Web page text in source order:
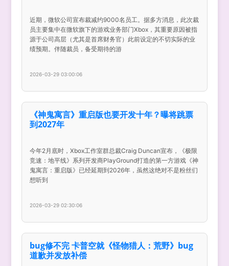
近期，微软公司宣布裁减约9000名员工。据多方消息，此次裁
员主要集中在微软旗下的游戏业务部门Xbox，其重要原因被指
源于公司高层（尤其是首席财务官）此前设定的不切实际的业
绩预期。伴随裁员，备受期待的游
2026-03-29 03:00:06
《神鬼寓言》重启版也要开发十年？曝将跳票
到2027年
今年2月底时，Xbox工作室群总裁Craig Duncan宣布，《极限
竞速：地平线》系列开发商PlayGround打造的第一方游戏《神
鬼寓言：重启版》已经延期到2026年，虽然这绝对不是粉丝们
想听到
2026-03-29 02:30:06
bug修不完 卡普空就《怪物猎人：荒野》bug
道歉并发放补偿